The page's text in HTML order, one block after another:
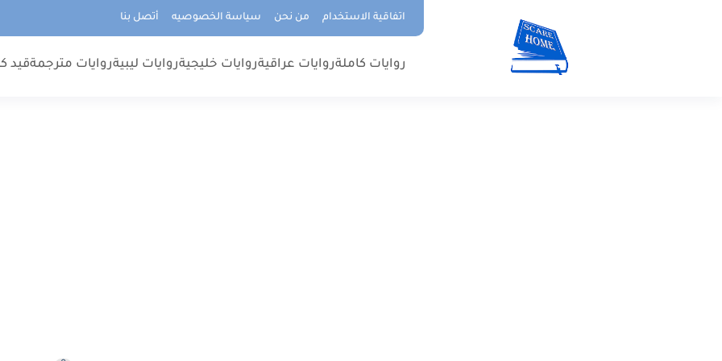
اتفاقية الاستخدام من نحن سياسة الخصوصيه أتصل بنا
روايات كاملةروايات عراقيةروايات خليجيةروايات ليبيةروايات مترجمةقيد